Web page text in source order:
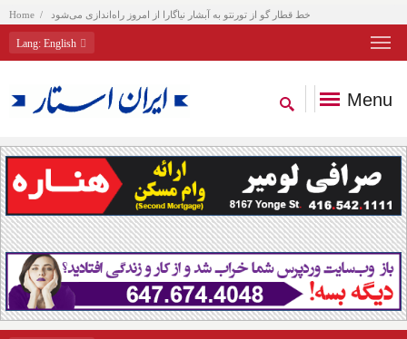
Home خط قطار گو از تورنتو به آبشار نیاگارا از امروز راه‌اندازی می‌شود
Lang: English
Menu